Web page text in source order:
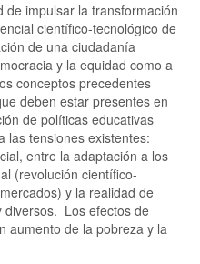
de impulsar la transformación
científico-tecnológico de
de una ciudadanía
y la equidad como a
conceptos precedentes
deben estar presentes en
de políticas educativas
las tensiones existentes:
entre la adaptación a los
(revolución científico-
y la realidad de
diversos. Los efectos de
aumento de la pobreza y la